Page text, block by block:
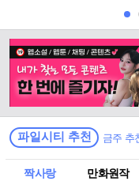
파일시티 추천 금주 추
짝사랑 만화원작